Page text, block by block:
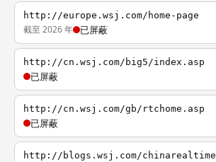
http://europe.wsj.com/home-page
截至 2026 年 已屏蔽
http://cn.wsj.com/big5/index.asp
已屏蔽
http://cn.wsj.com/gb/rtchome.asp
已屏蔽
http://blogs.wsj.com/chinarealtime